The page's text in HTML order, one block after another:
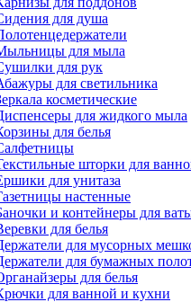
для душа
для мыла
для рук
для светильника
косметические
для жидкого мыла
для белья
шторки для
для унитаза
настенные
и контейнеры для
для белья
для мусорных
для бумажных
для белья
для ванной и кухни